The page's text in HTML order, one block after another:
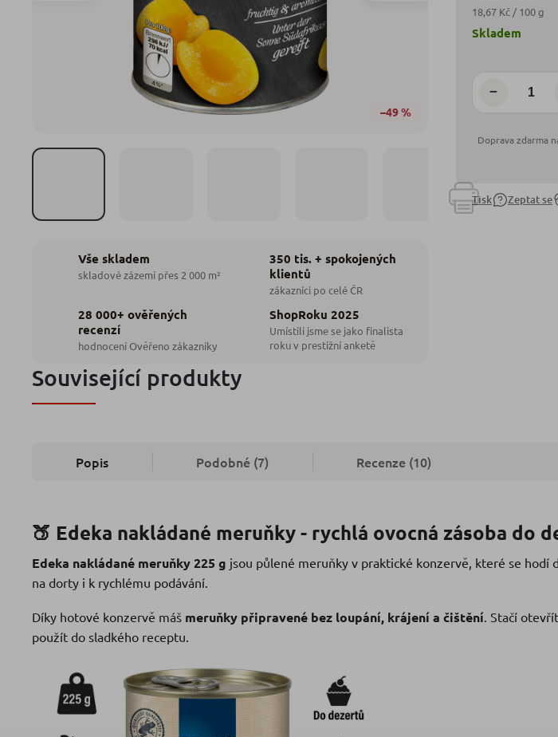
–49 %
Vše skladem
skladové zázemí přes 2 000 m²
350 tis. + spokojených
klientů
zákazníci po celé ČR
28 000+ ověřených
recenzí
hodnocení Ověřeno zákazníky
ShopRoku 2025
Umístili jsme se jako finalista
roku v prestižní anketě
18,67 Kč / 100 g
−
Skladem
Tisk Zeptat se
Související produkty
Popis Podobné (7) Recenze (10)
🍑 Edeka nakládané meruňky - rychlá ovocná zásoba do
Edeka nakládané meruňky 225 g jsou půlené meruňky v praktické konzervě, které se hodí
na dorty i k rychlému podávání.
Díky hotové konzervě máš meruňky připravené bez loupání, krájení a čištění . Stačí
použít do sladkého receptu.